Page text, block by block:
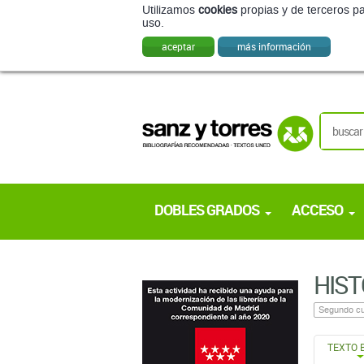
Utilizamos cookies propias y de terceros
uso.
aceptar más información
DOBLES GRADOS ACCESO
Segundo
TEXTO